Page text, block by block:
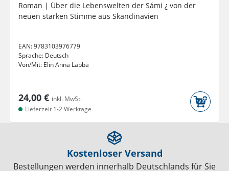
Roman | Über die Lebenswelten der Sámi ¿ von der
neuen starken Stimme aus Skandinavien
EAN:9783103976779
Sprache: Deutsch
Von/Mit: Elin Anna Labba
24,00 € inkl. MwSt.
Lieferzeit 1-2 Werktage
Kostenloser Versand
Bestellungen werden innerhalb Deutschlands für Sie